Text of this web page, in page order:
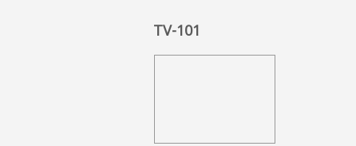
TV-101